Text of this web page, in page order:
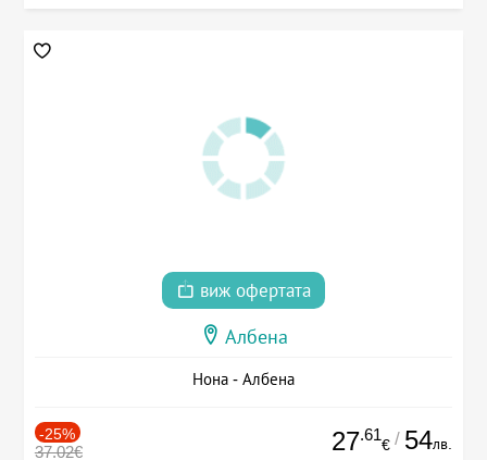
виж офертата
Албена
Нона - Албена
-25%
37.02€ 27.61
€ / 54лв.